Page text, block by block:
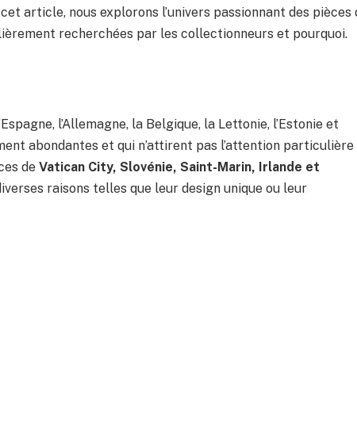
article, nous explorons l’univers passionnant des pièces
recherchées par les collectionneurs et pourquoi.
l’Allemagne, la Belgique, la Lettonie, l’Estonie et
abondantes et qui n’attirent pas l’attention particulière
de Vatican City, Slovénie, Saint-Marin, Irlande et
raisons telles que leur design unique ou leur